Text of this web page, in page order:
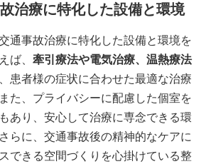
治療に特化した設備と環境
通事故治療に特化した設備と環境を
ば、 牽引療法や電気治療、温熱療法
患者様の症状に合わせた最適な治療
た、プライバシーに配慮した個室を
あり、安心して治療に専念できる環
らに、交通事故後の精神的なケアに
できる空間づくりを心掛けている整